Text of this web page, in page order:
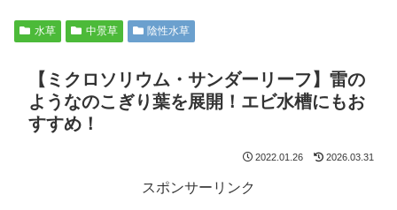
水草 中景草 陰性水草
【ミクロソリウム・サンダーリーフ】雷の
ようなのこぎり葉を展開！エビ水槽にもお
すすめ！
2022.01.26 2026.03.31
スポンサーリンク